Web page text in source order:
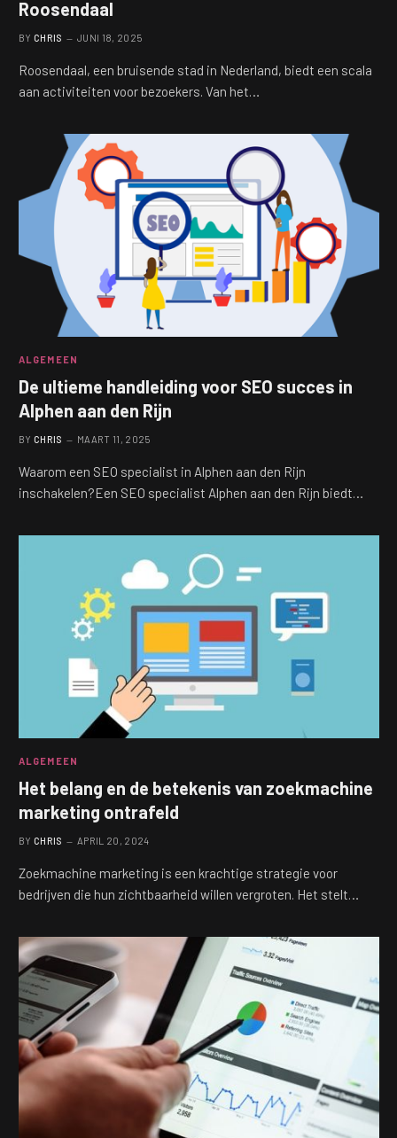
Roosendaal
BY CHRIS JUNI 18, 2025
Roosendaal, een bruisende stad in Nederland, biedt een scala
aan activiteiten voor bezoekers. Van het…
ALGEMEEN
De ultieme handleiding voor SEO succes in
Alphen aan den Rijn
BY CHRIS MAART 11, 2025
Waarom een SEO specialist in Alphen aan den Rijn
inschakelen?Een SEO specialist Alphen aan den Rijn biedt…
ALGEMEEN
Het belang en de betekenis van zoekmachine
marketing ontrafeld
BY CHRIS APRIL 20, 2024
Zoekmachine marketing is een krachtige strategie voor
bedrijven die hun zichtbaarheid willen vergroten. Het stelt…